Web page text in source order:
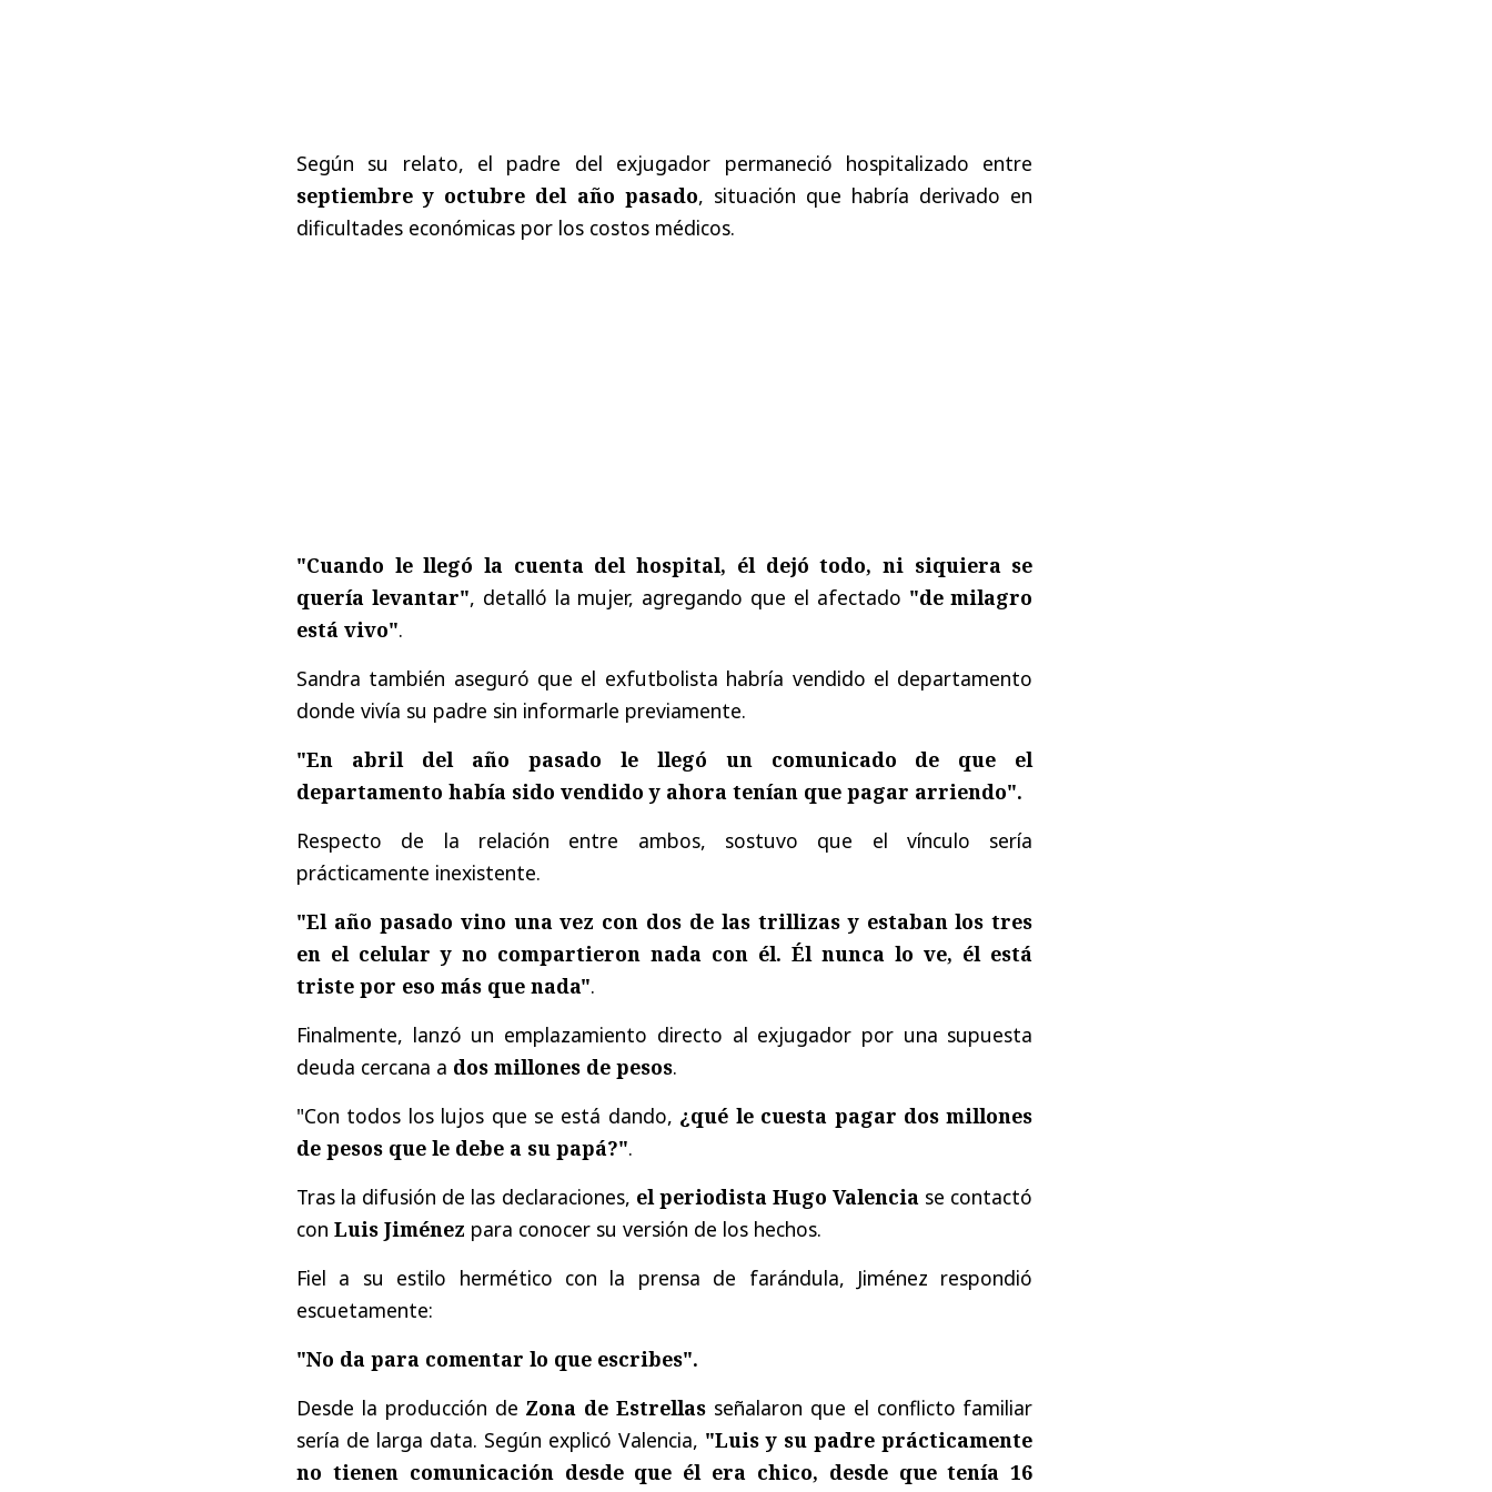
Según su relato, el padre del exjugador permaneció hospitalizado entre
septiembre y octubre del año pasado, situación que habría derivado en
dificultades económicas por los costos médicos.
"Cuando le llegó la cuenta del hospital, él dejó todo, ni siquiera se
quería levantar", detalló la mujer, agregando que el afectado "de milagro
está vivo".
Sandra también aseguró que el exfutbolista habría vendido el departamento
donde vivía su padre sin informarle previamente.
"En abril del año pasado le llegó un comunicado de que el
departamento había sido vendido y ahora tenían que pagar arriendo".
Respecto de la relación entre ambos, sostuvo que el vínculo sería
prácticamente inexistente.
"El año pasado vino una vez con dos de las trillizas y estaban los tres
en el celular y no compartieron nada con él. Él nunca lo ve, él está
triste por eso más que nada".
Finalmente, lanzó un emplazamiento directo al exjugador por una supuesta
deuda cercana a dos millones de pesos.
"Con todos los lujos que se está dando, ¿qué le cuesta pagar dos millones
de pesos que le debe a su papá?".
Tras la difusión de las declaraciones, el periodista Hugo Valencia se contactó
con Luis Jiménez para conocer su versión de los hechos.
Fiel a su estilo hermético con la prensa de farándula, Jiménez respondió
escuetamente:
"No da para comentar lo que escribes".
Desde la producción de Zona de Estrellas señalaron que el conflicto familiar
sería de larga data. Según explicó Valencia, "Luis y su padre prácticamente
no tienen comunicación desde que él era chico, desde que tenía 16